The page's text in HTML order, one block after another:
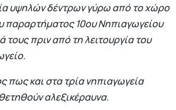
υψηλών δέντρων γύρω από το χώρο
παραρτήματος 10ου Nηπιαγωγείου
τους πριν από τη λειτουργία του
πως και στα τρία νηπιαγωγεία
αλεξικέραυνα.